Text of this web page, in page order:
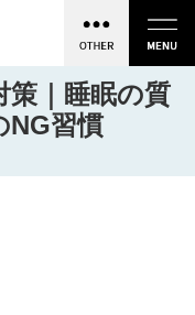
策｜睡眠の質
NG習慣